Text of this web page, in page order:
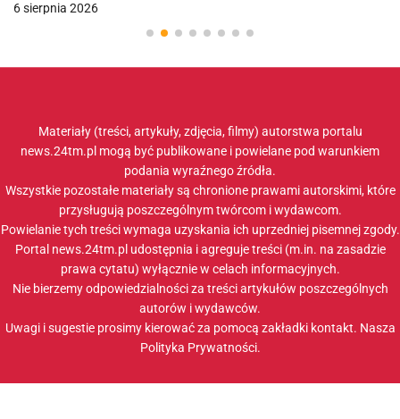
6 sierpnia 2026
Materiały (treści, artykuły, zdjęcia, filmy) autorstwa portalu
news.24tm.pl mogą być publikowane i powielane pod warunkiem
podania wyraźnego źródła.
Wszystkie pozostałe materiały są chronione prawami autorskimi, które
przysługują poszczególnym twórcom i wydawcom.
Powielanie tych treści wymaga uzyskania ich uprzedniej pisemnej zgody.
Portal news.24tm.pl udostępnia i agreguje treści (m.in. na zasadzie
prawa cytatu) wyłącznie w celach informacyjnych.
Nie bierzemy odpowiedzialności za treści artykułów poszczególnych
autorów i wydawców.
Uwagi i sugestie prosimy kierować za pomocą zakładki kontakt. Nasza
Polityka Prywatności.